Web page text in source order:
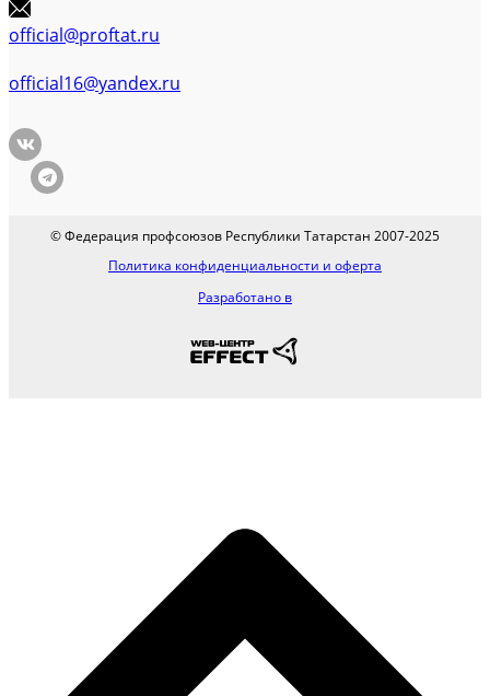
official@proftat.ru
official16@yandex.ru
© Федерация профсоюзов Республики Татарстан 2007-2025
Политика конфиденциальности и оферта
Разработано в